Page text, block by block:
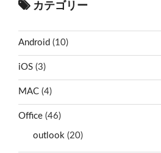
カテゴリー
Android (10)
iOS (3)
MAC (4)
Office (46)
outlook (20)